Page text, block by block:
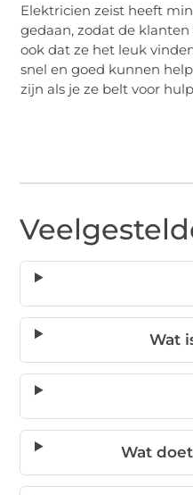
Elektricien zeist heeft
gedaan, zodat de
ook dat ze het leuk
snel en goed kunnen
zijn als je ze belt voor
Wat
Wat